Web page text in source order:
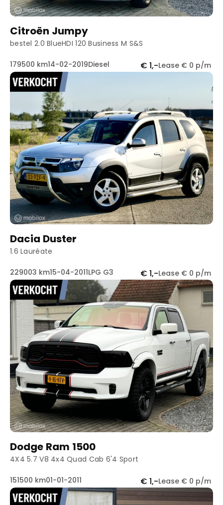
Citroën Jumpy
bestel 2.0 BlueHDI 120 Business M S&S
179500 km14-02-2019Diesel € 1,-Lease € 0 p/m
Dacia Duster
1.6 Lauréate
229003 km15-04-2011LPG G3 € 1,-Lease € 0 p/m
Dodge Ram 1500
4X4 5.7 V8 4x4 Quad Cab 6'4 Sport
151500 km01-01-2011 € 1,-Lease € 0 p/m